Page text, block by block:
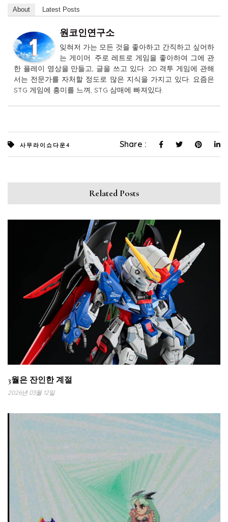
About Latest Posts
원코인연구소
잊혀저 가는 모든 것을 좋아하고 간직하고 싶어하
는 게이머. 주로 레트로 게임을 좋아하여 그에 관
한 플레이 영상을 만들고, 글을 쓰고 있다. 2D 격투 게임에 관해
서는 전문가를 자처할 정도로 많은 지식을 가지고 있다. 요즘은
STG 게임에 흥미를 느껴, STG 삼매에 빠져있다.
사무라이쇼다운4 Share :
Related Posts
3월은 잔인한 계절
2026년 03월 12일